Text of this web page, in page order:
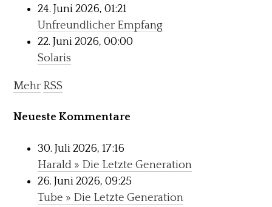
24. Juni 2026, 01:21
Unfreundlicher Empfang
22. Juni 2026, 00:00
Solaris
Mehr RSS
Neueste Kommentare
30. Juli 2026, 17:16
Harald » Die Letzte Generation
26. Juni 2026, 09:25
Tube » Die Letzte Generation